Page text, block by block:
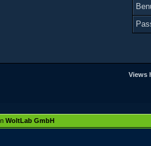
Views
WoltLab GmbH